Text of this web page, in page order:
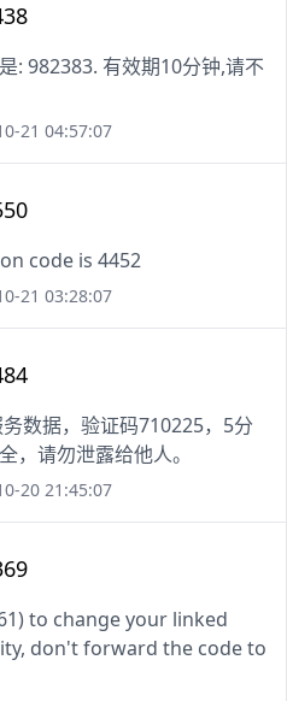
: 982383. 有效期10分钟,请不
21 04:57:07
code is 4452
21 03:28:07
数据，验证码710225，5分
，请勿泄露给他人。
20 21:45:07
to change your linked
don't forward the code to